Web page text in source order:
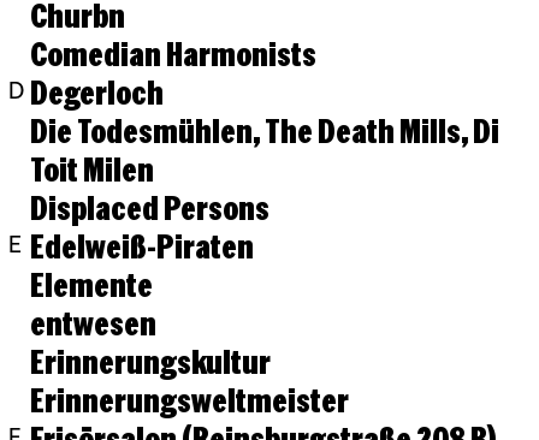
Churbn
Comedian Harmonists
D Degerloch
Die Todesmühlen, The Death Mills, Di
Toit Milen
Displaced Persons
E Edelweiß-Piraten
Elemente
entwesen
Erinnerungskultur
Erinnerungsweltmeister